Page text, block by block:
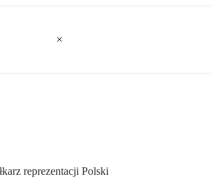
reprezentacji Polski